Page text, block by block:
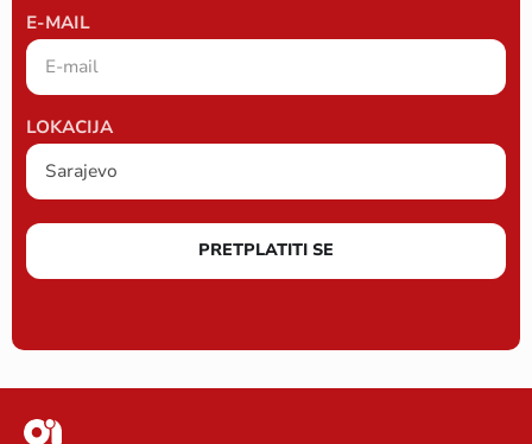
E-MAIL
LOKACIJA
PRETPLATITI SE